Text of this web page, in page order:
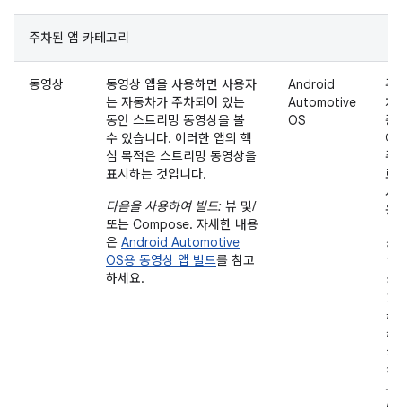
주차된 앱 카테고리
동영상
동영상 앱을 사용하면 사용자
는 자동차가 주차되어 있는
동안 스트리밍 동영상을 볼
수 있습니다. 이러한 앱의 핵
심 목적은 스트리밍 동영상을
표시하는 것입니다.
다음을 사용하여 빌드: 뷰 및/
또는 Compose. 자세한 내용
은 Android Automotive
OS용 동영상 앱 빌드를 참고
하세요.
Android
Automotive
OS
주
차
중
에
주
로
사
용
동
영
상
앱
은
운
전
중
오
디